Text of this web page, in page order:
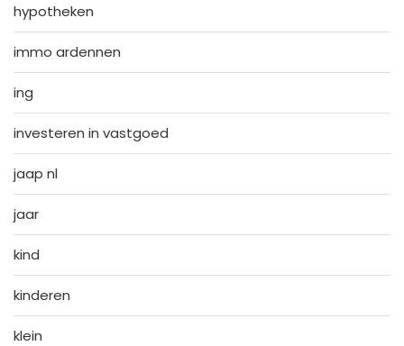
hypotheken
immo ardennen
ing
investeren in vastgoed
jaap nl
jaar
kind
kinderen
klein